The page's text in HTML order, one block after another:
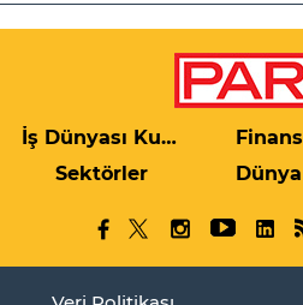
İş Dünyası Kulis Finans
Sektörler
Dünya